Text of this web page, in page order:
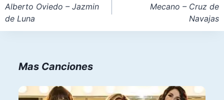
de
entradas
Alberto Oviedo – Jazmin
de Luna
Mecano – Cruz de
Navajas
Mas Canciones